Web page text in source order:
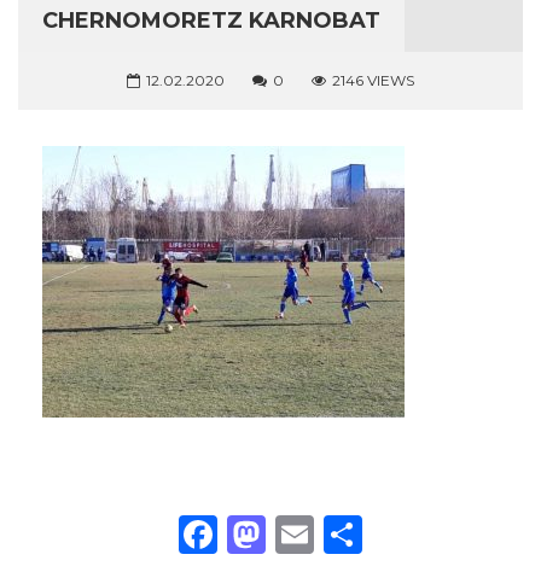
CHERNOMORETZ KARNOBAT
12.02.2020 0 2146 VIEWS
Facebook
Mastodon
Email